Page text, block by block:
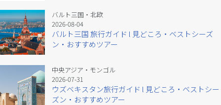
バルト三国・北欧
2026-08-04
バルト三国 旅行ガイド l 見どころ・ベストシーズ
ン・おすすめツアー
中央アジア・モンゴル
2026-07-31
ウズベキスタン旅行ガイド l 見どころ・ベストシー
ズン・おすすめツアー